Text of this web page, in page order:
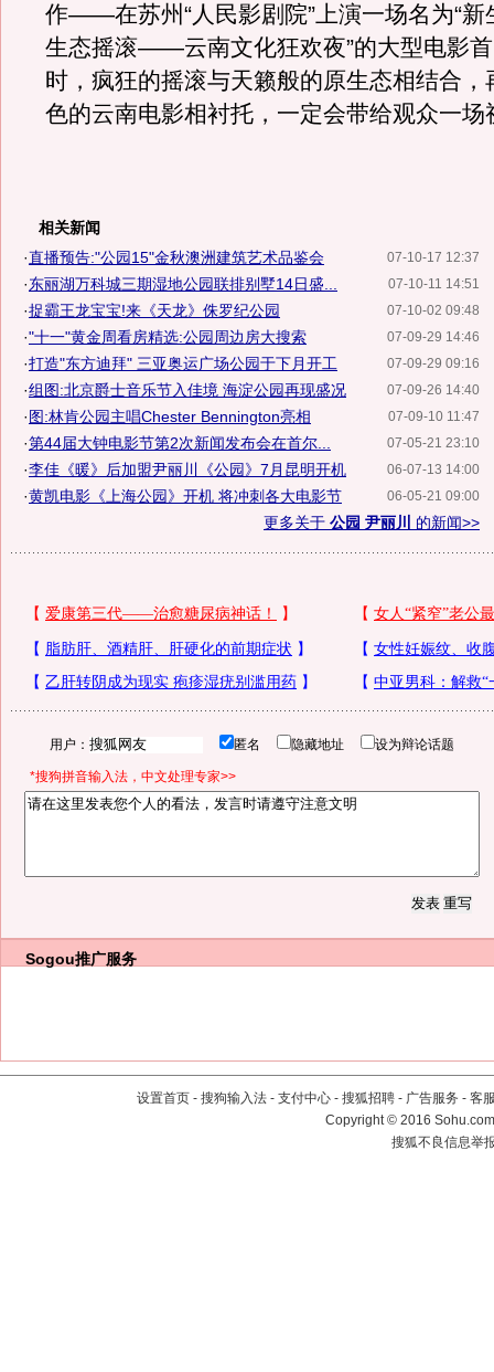
作——在苏州“人民影剧院”上演一场名为“新
生态摇滚——云南文化狂欢夜”的大型电影
时，疯狂的摇滚与天籁般的原生态相结合，
色的云南电影相衬托，一定会带给观众一场
相关新闻
07-10-17 12:37
·直播预告:"公园15"金秋澳洲建筑艺术品鉴会
07-10-11 14:51
·东丽湖万科城三期湿地公园联排别墅14日盛...
07-10-02 09:48
·捉霸王龙宝宝!来《天龙》侏罗纪公园
07-09-29 14:46
·"十一"黄金周看房精选:公园周边房大搜索
07-09-29 09:16
·打造"东方迪拜" 三亚奥运广场公园于下月开工
07-09-26 14:40
·组图:北京爵士音乐节入佳境 海淀公园再现盛况
07-09-10 11:47
·图:林肯公园主唱Chester Bennington亮相
07-05-21 23:10
·第44届大钟电影节第2次新闻发布会在首尔...
06-07-13 14:00
·李佳《暖》后加盟尹丽川《公园》7月昆明开机
06-05-21 09:00
·黄凯电影《上海公园》开机 将冲刺各大电影节
更多关于 公园 尹丽川 的新闻>>
用户： 匿名 隐藏地址 设为辩论话题
*搜狗拼音输入法，中文处理专家>>
Sogou推广服务
设置首页 - 搜狗输入法 - 支付中心 - 搜狐招聘 - 广告服务 - 客
Copyright©2016
搜狐不良信息举